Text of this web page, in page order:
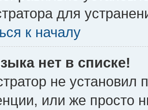
для
к началу
нет в списке!
не установил
или же просто